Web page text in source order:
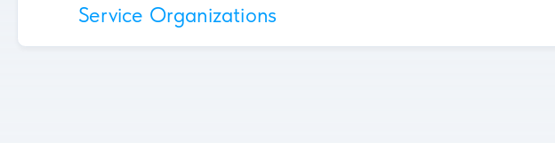
Service Organizations